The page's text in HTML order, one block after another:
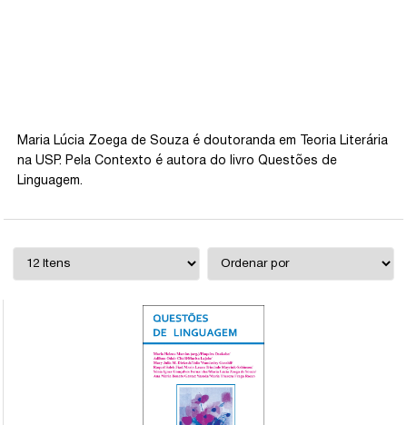
Maria Lúcia Zoega de Souza é doutoranda em Teoria Literária
na USP. Pela Contexto é autora do livro Questões de
Linguagem.